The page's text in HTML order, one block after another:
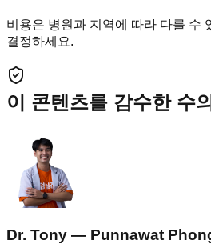
비용은 병원과 지역에 따라 다를 수
결정하세요.
이 콘텐츠를 감수한 수
Dr. Tony — Punnawat